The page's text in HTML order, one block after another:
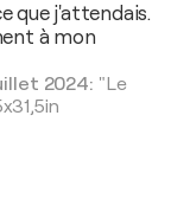
que j'attendais.
à mon
2024: "Le